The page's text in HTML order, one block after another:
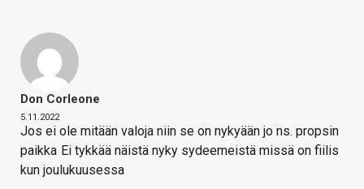
Don Corleone
5.11.2022
Jos ei ole mitään valoja niin se on nykyään jo ns. propsin
paikka Ei tykkää näistä nyky sydeemeistä missä on fiilis
kun joulukuusessa